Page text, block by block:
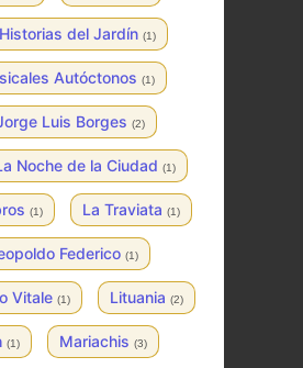
Historias del Jardín (1)
Autóctonos (1)
Luis Borges (2)
Noche de la Ciudad (1)
(1) La Traviata (1)
Federico (1)
Vitale (1) Lituania (2)
(1) Mariachis (3)